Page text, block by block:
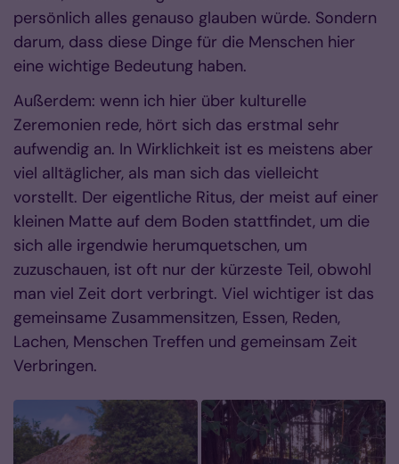
persönlich alles genauso glauben würde. Sondern
darum, dass diese Dinge für die Menschen hier
eine wichtige Bedeutung haben.
Außerdem: wenn ich hier über kulturelle
Zeremonien rede, hört sich das erstmal sehr
aufwendig an. In Wirklichkeit ist es meistens aber
viel alltäglicher, als man sich das vielleicht
vorstellt. Der eigentliche Ritus, der meist auf einer
kleinen Matte auf dem Boden stattfindet, um die
sich alle irgendwie herumquetschen, um
zuzuschauen, ist oft nur der kürzeste Teil, obwohl
man viel Zeit dort verbringt. Viel wichtiger ist das
gemeinsame Zusammensitzen, Essen, Reden,
Lachen, Menschen Treffen und gemeinsam Zeit
Verbringen.